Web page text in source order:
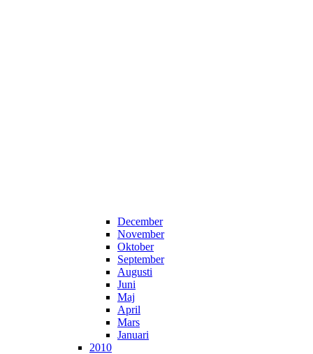
December
November
Oktober
September
Augusti
Juni
Maj
April
Mars
Januari
2010